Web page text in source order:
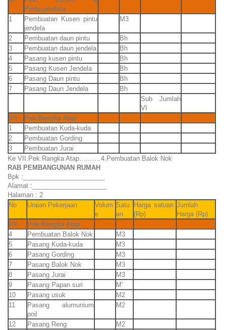
Pintu,jendela
1
Pembuatan Kusen pintu
jendela
M3
2 Pembuatan daun pintu
Bh
3
Pembuatan daun jendela
Bh
4
Pasang kusen pintu
Bh
5
Pasang Kusen Jendela
Bh
6
Pasang Daun pintu
Bh
7
Pasang Daun Jendela
Bh
Sub Jumlah
VI
VII
Pek.Rangka Atap
1
Pembuatan Kuda-kuda
2
Pembuatan Gording
3
Pembuatan Jurai
Ke VII.Pek.Rangka Atap……….4.Pembuatan Balok Nok
RAB PEMBANGUNAN RUMAH
Bpk :_______________________
Alamat :_____________________
Halaman : 2
No
Uraian Pekerjaan
Volum
e
Satu
an
Harga satuan
(Rp)
Jumlah
Harga (Rp)
VII
Pek.Rangka Atap
4
Pembuatan Balok Nok
M3
5
Pasang Kuda-kuda
M3
6
Pasang Gording
M3
7
Pasang Balok Nok
M3
8
Pasang Jurai
M3
9
Pasang Papan suri
M’
10
Pasang usuk
M2
11
Pasang alumunium
poil
M2
12 Pasang Reng
M2